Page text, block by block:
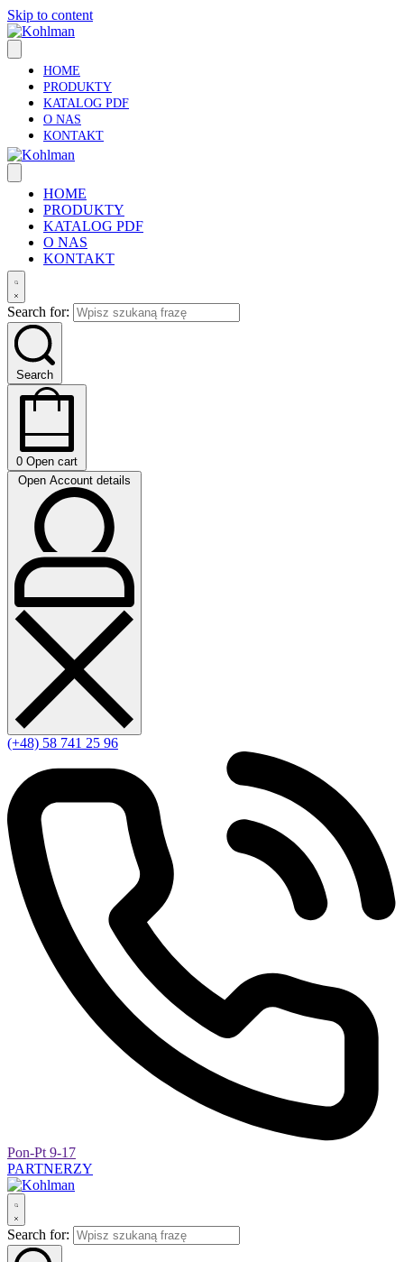
Skip to content
HOME
PRODUKTY
KATALOG PDF
O NAS
KONTAKT
HOME
PRODUKTY
KATALOG PDF
O NAS
KONTAKT
Search for:
Search
0 Open cart
Open Account details
(+48) 58 741 25 96
Pon-Pt 9-17
PARTNERZY
Search for: